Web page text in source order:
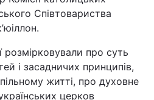
Співтовариства
розмірковували про суть
і засадничих принципів,
житті, про духовне
церков